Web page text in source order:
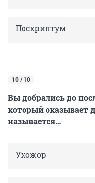
Поскриптум
10 / 10
Вы добрались до
который оказывает
называется…
Ухожор